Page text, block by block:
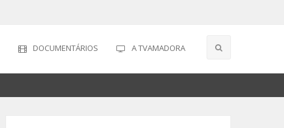
DOCUMENTÁRIOS A TVAMADORA